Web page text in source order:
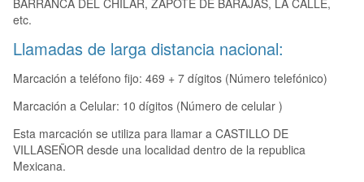
BARRANCA DEL CHILAR, ZAPOTE DE BARAJAS, LA CALLE,
etc.
Llamadas de larga distancia nacional:
Marcación a teléfono fijo: 469 + 7 dígitos (Número telefónico)
Marcación a Celular: 10 dígitos (Número de celular )
Esta marcación se utiliza para llamar a CASTILLO DE
VILLASEÑOR desde una localidad dentro de la republica
Mexicana.